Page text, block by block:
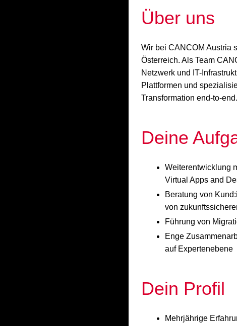
Über uns
Wir bei CANCOM Austria
Österreich. Als Team
Netzwerk und IT-
Plattformen und
Transformation end-to-end.
Deine
Weiterentwicklung
Virtual Apps and
Beratung von
von
Führung von
Enge
auf Expertenebene
Dein Profil
Mehrjährige